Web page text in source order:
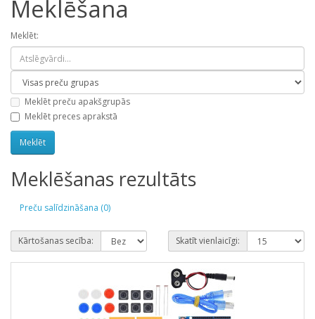
Meklēšana
Meklēt:
Meklēt preču apakšgrupās
Meklēt preces aprakstā
Meklēšanas rezultāts
Preču salīdzināšana (0)
Kārtošanas secība: Skatīt vienlaicīgi: